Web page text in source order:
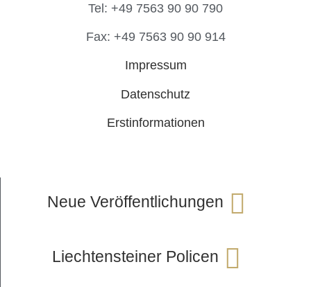
Tel: +49 7563 90 90 790
Fax: +49 7563 90 90 914
Impressum
Datenschutz
Erstinformationen
Neue Veröffentlichungen
Liechtensteiner Policen